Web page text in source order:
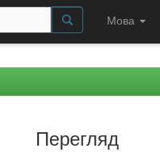
Мова
Перегляд